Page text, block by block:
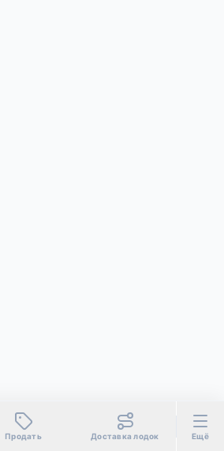
Продать Доставка лодок Ещё